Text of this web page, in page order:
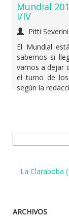
Mundial
I/IV
Pitti Severini
El Mundial
sabemos si
vamos a dejar
el turno de
según la
La Claraboba
ARCHIVOS